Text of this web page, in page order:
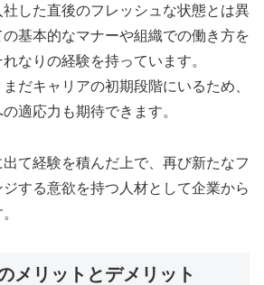
した直後のフレッシュな状態とは異
基本的なマナーや組織での働き方を
なりの経験を持っています。
だキャリアの初期段階にいるため、
適応力も期待できます。
て経験を積んだ上で、再び新たなフ
する意欲を持つ人材として企業から
メリットとデメリット